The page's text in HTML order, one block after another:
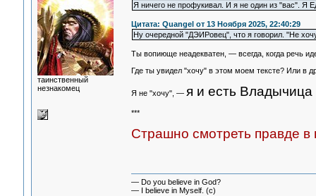
таинственный
незнакомец
Я ничего не профукивал. И я не один из "вас". Я
Цитата: Quangel от 13 Ноября 2025, 22:40:29
Ну очередной "ДЭИРовец", что я говорил. "Не
Ты вопиюще неадекватен, — всегда, когда речь
Где ты увидел "хочу" в этом моем тексте? Или в
Я не "хочу", — я и есть Владычица
***
Страшно смотреть правде в
— Do you believe in God?
— I believe in Myself. (c)